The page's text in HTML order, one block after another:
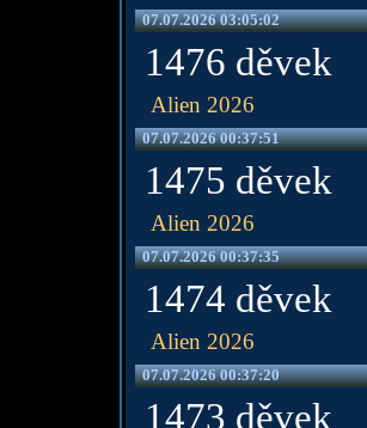
07.07.2026 03:05:02
1476 děvek
Alien 2026
07.07.2026 00:37:51
1475 děvek
Alien 2026
07.07.2026 00:37:35
1474 děvek
Alien 2026
07.07.2026 00:37:20
1473 děvek